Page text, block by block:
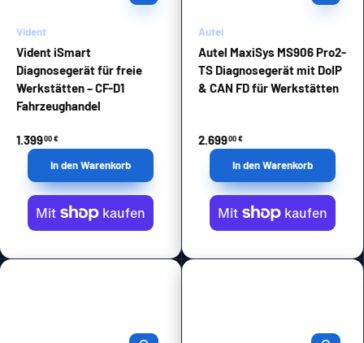
Vident
Vident iSmart
Diagnosegerät für freie
Werkstätten – CF-D1
Fahrzeughandel
1.39900 €
In den Warenkorb
Autel
Autel MaxiSys MS906 Pro2-
TS Diagnosegerät mit DoIP
& CAN FD für Werkstätten
2.69900 €
In den Warenkorb